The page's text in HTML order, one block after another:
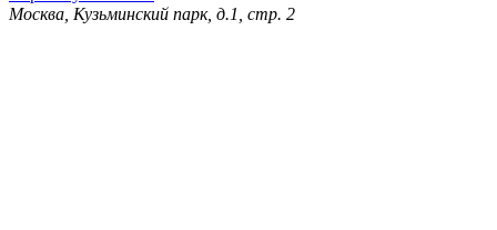
Москва, Кузьминский парк, д.1, стр. 2